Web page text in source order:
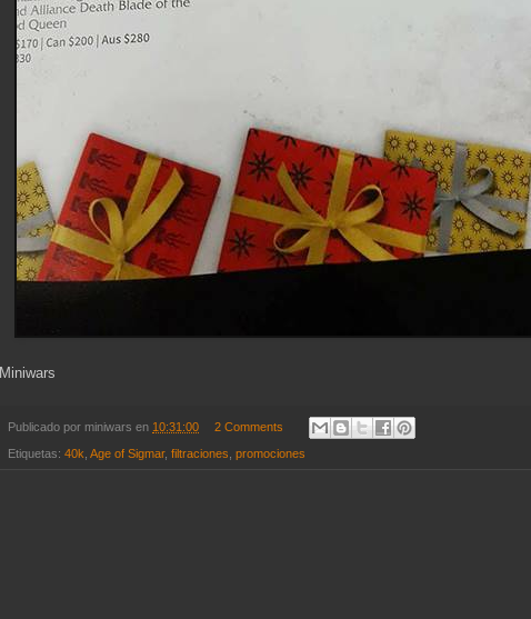
Miniwars
Publicado por miniwars en 10:31:00 2 Comments
Etiquetas: 40k, Age of Sigmar, filtraciones, promociones